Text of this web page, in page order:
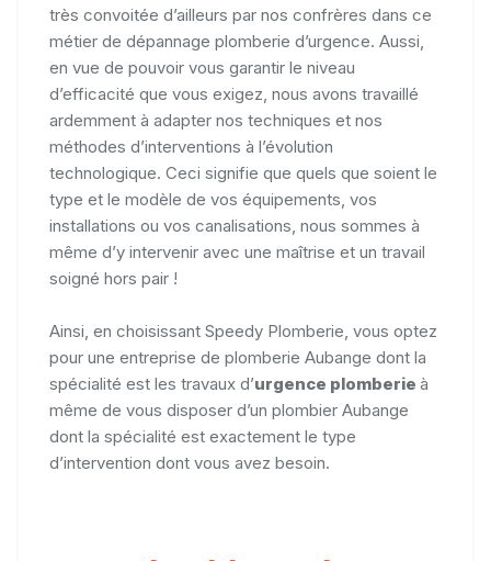
très convoitée d’ailleurs par nos confrères dans ce
métier de dépannage plomberie d’urgence. Aussi,
en vue de pouvoir vous garantir le niveau
d’efficacité que vous exigez, nous avons travaillé
ardemment à adapter nos techniques et nos
méthodes d’interventions à l’évolution
technologique. Ceci signifie que quels que soient le
type et le modèle de vos équipements, vos
installations ou vos canalisations, nous sommes à
même d’y intervenir avec une maîtrise et un travail
soigné hors pair !
Ainsi, en choisissant Speedy Plomberie, vous optez
pour une entreprise de plomberie Aubange dont la
spécialité est les travaux d’urgence plomberie à
même de vous disposer d’un plombier Aubange
dont la spécialité est exactement le type
d’intervention dont vous avez besoin.